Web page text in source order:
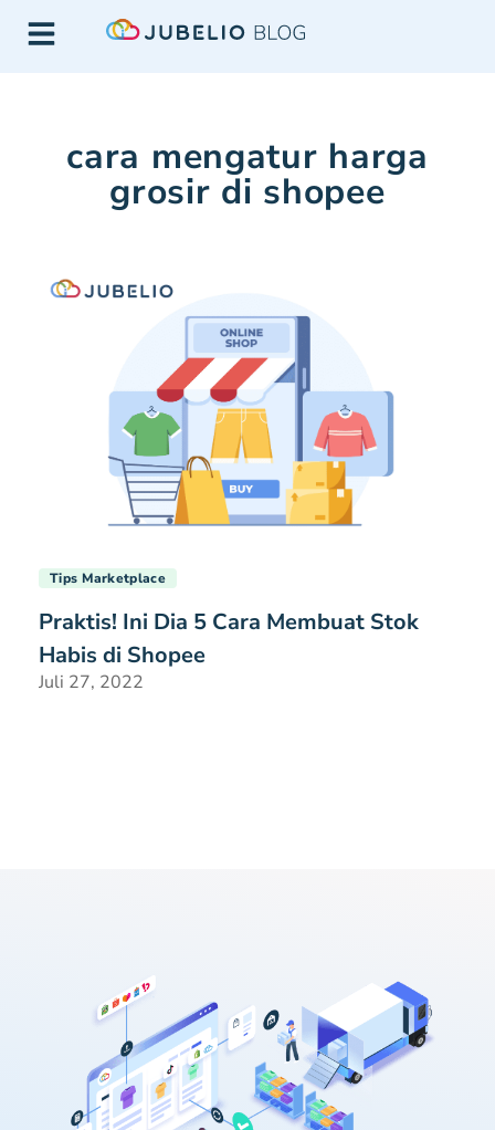
cara mengatur harga
grosir di shopee
Tips Marketplace
Praktis! Ini Dia 5 Cara Membuat Stok
Habis di Shopee
Juli 27, 2022